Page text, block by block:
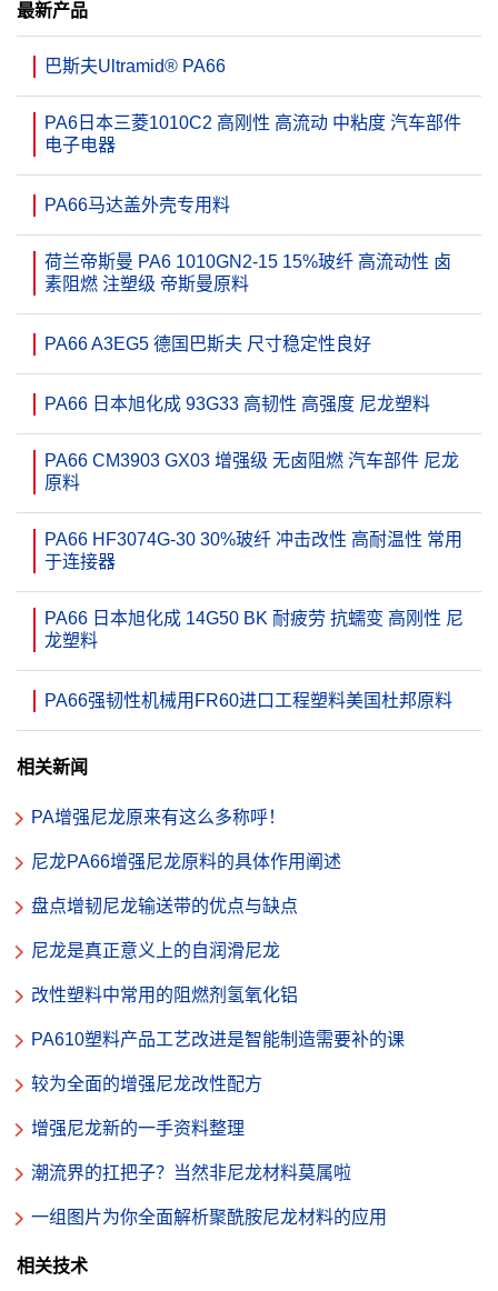
最新产品
巴斯夫Ultramid® PA66
PA6日本三菱1010C2 高刚性 高流动 中粘度 汽车部件
电子电器
PA66马达盖外壳专用料
荷兰帝斯曼 PA6 1010GN2-15 15%玻纤 高流动性 卤
素阻燃 注塑级 帝斯曼原料
PA66 A3EG5 德国巴斯夫 尺寸稳定性良好
PA66 日本旭化成 93G33 高韧性 高强度 尼龙塑料
PA66 CM3903 GX03 增强级 无卤阻燃 汽车部件 尼龙
原料
PA66 HF3074G-30 30%玻纤 冲击改性 高耐温性 常用
于连接器
PA66 日本旭化成 14G50 BK 耐疲劳 抗蠕变 高刚性 尼
龙塑料
PA66强韧性机械用FR60进口工程塑料美国杜邦原料
相关新闻
PA增强尼龙原来有这么多称呼！
尼龙PA66增强尼龙原料的具体作用阐述
盘点增韧尼龙输送带的优点与缺点
尼龙是真正意义上的自润滑尼龙
改性塑料中常用的阻燃剂氢氧化铝
PA610塑料产品工艺改进是智能制造需要补的课
较为全面的增强尼龙改性配方
增强尼龙新的一手资料整理
潮流界的扛把子？当然非尼龙材料莫属啦
一组图片为你全面解析聚酰胺尼龙材料的应用
相关技术